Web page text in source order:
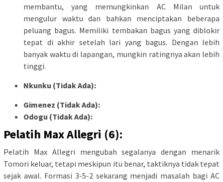
membantu, yang memungkinkan AC Milan untuk
mengulur waktu dan bahkan menciptakan beberapa
peluang bagus. Memiliki tembakan bagus yang diblokir
tepat di akhir setelah lari yang bagus. Dengan lebih
banyak waktu di lapangan, mungkin ratingnya akan lebih
tinggi.
Nkunku (Tidak Ada):
Gimenez (Tidak Ada):
Odogu (Tidak Ada):
Pelatih Max Allegri (6):
Pelatih Max Allegri mengubah segalanya dengan menarik
Tomori keluar, tetapi meskipun itu benar, taktiknya tidak tepat
sejak awal. Formasi 3-5-2 sekarang menjadi masalah bagi AC